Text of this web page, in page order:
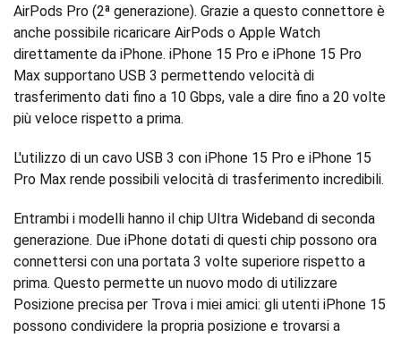
AirPods Pro (2ª generazione). Grazie a questo connettore è
anche possibile ricaricare AirPods o Apple Watch
direttamente da iPhone. iPhone 15 Pro e iPhone 15 Pro
Max supportano USB 3 permettendo velocità di
trasferimento dati fino a 10 Gbps, vale a dire fino a 20 volte
più veloce rispetto a prima.
L'utilizzo di un cavo USB 3 con iPhone 15 Pro e iPhone 15
Pro Max rende possibili velocità di trasferimento incredibili.
Entrambi i modelli hanno il chip Ultra Wideband di seconda
generazione. Due iPhone dotati di questi chip possono ora
connettersi con una portata 3 volte superiore rispetto a
prima. Questo permette un nuovo modo di utilizzare
Posizione precisa per Trova i miei amici: gli utenti iPhone 15
possono condividere la propria posizione e trovarsi a